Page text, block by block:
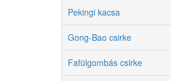
Pekingi kacsa
Gong-Bao csirke
Fafülgombás csirke